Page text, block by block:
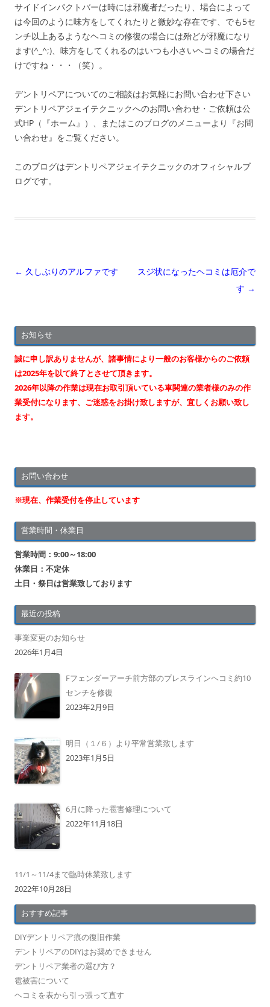
サイドインパクトバーは時には邪魔者だったり、場合によって
は今回のように味方をしてくれたりと微妙な存在です、でも5セ
ンチ以上あるようなヘコミの修復の場合には殆どが邪魔になり
ます(^_^;)、味方をしてくれるのはいつも小さいヘコミの場合だ
けですね・・・（笑）。
デントリペアについてのご相談はお気軽にお問い合わせ下さい
デントリペアジェイテクニックへのお問い合わせ・ご依頼は公
式HP（『ホーム』）、またはこのブログのメニューより『お問
い合わせ』をご覧ください。
このブログはデントリペアジェイテクニックのオフィシャルブ
ログです。
投
ゲ
ー
シ
ョ
ン
← 久しぶりのアルファです
スジ状になったヘコミは厄介で
す →
お知らせ
誠に申し訳ありませんが、諸事情により一般のお客様からのご依頼
は2025年を以て終了とさせて頂きます。
2026年以降の作業は現在お取引頂いている車関連の業者様のみの作
業受付になります、ご迷惑をお掛け致しますが、宜しくお願い致し
ます。
お問い合わせ
※現在、作業受付を停止しています
営業時間・休業日
営業時間：9:00～18:00
休業日：不定休
土日・祭日は営業致しております
最近の投稿
事業変更のお知らせ
2026年1月4日
Fフェンダーアーチ前方部のプレスラインヘコミ約10
センチを修復
2023年2月9日
明日（１/６）より平常営業致します
2023年1月5日
6月に降った雹害修理について
2022年11月18日
11/1～11/4まで臨時休業致します
2022年10月28日
おすすめ記事
DIYデントリペア痕の復旧作業
デントリペアのDIYはお奨めできません
デントリペア業者の選び方？
雹被害について
ヘコミを表から引っ張って直す